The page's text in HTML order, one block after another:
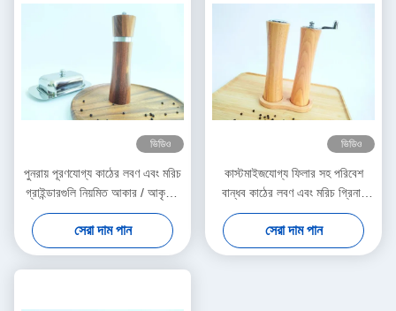
ভিডিও
পুনরায় পূরণযোগ্য কাঠের লবণ এবং মরিচ
গ্রাইন্ডারগুলি নিয়মিত আকার / আকৃতির
সাথে
সেরা দাম পান
ভিডিও
কাস্টমাইজযোগ্য ফিলার সহ পরিবেশ
বান্ধব কাঠের লবণ এবং মরিচ গ্রিনার
ব্যবহারকারী বন্ধুত্বপূর্ণ নকশা
সেরা দাম পান